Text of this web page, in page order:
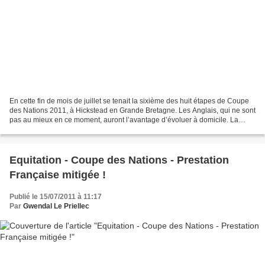
En cette fin de mois de juillet se tenait la sixième des huit étapes de Coupe
des Nations 2011, à Hickstead en Grande Bretagne. Les Anglais, qui ne sont
pas au mieux en ce moment, auront l’avantage d’évoluer à domicile. La
Equitation - Coupe des Nations - Prestation
Française mitigée !
Publié le 15/07/2011 à 11:17
Par Gwendal Le Priellec